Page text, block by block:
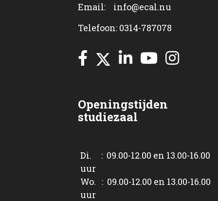
Email: info@ecal.nu
Telefoon: 0314-787078
Openingstijden
studiezaal
Di. : 09.00-12.00 en 13.00-16.00
uur
Wo. : 09.00-12.00 en 13.00-16.00
uur